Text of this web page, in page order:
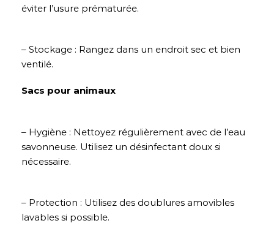
éviter l’usure prématurée.
– Stockage : Rangez dans un endroit sec et bien
ventilé.
Sacs pour animaux
– Hygiène : Nettoyez régulièrement avec de l’eau
savonneuse. Utilisez un désinfectant doux si
nécessaire.
– Protection : Utilisez des doublures amovibles
lavables si possible.